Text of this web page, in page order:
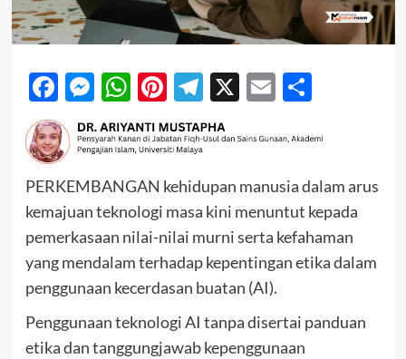
Facebook
Messenger
WhatsApp
Pinterest
Telegram
X EmailShare
PERKEMBANGAN kehidupan manusia dalam arus
kemajuan teknologi masa kini menuntut kepada
pemerkasaan nilai-nilai murni serta kefahaman
yang mendalam terhadap kepentingan etika dalam
penggunaan kecerdasan buatan (AI).
Penggunaan teknologi AI tanpa disertai panduan
etika dan tanggungjawab kepenggunaan